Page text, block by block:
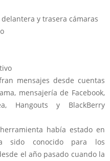
y trasera cámaras
mensajes desde cuentas
mensajería de Facebook,
Hangouts y BlackBerry
había estado en
sido conocido para los
el año pasado cuando la